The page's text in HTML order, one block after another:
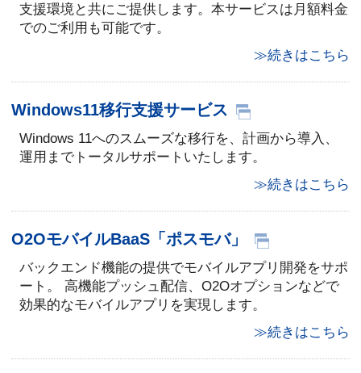
支援環境と共にご提供します。本サービスは月額料金
でのご利用も可能です。
≫続きはこちら
Windows11移行支援サービス
Windows 11へのスムーズな移行を、計画から導入、
運用までトータルサポートいたします。
≫続きはこちら
O2OモバイルBaaS「ポスモバ」
バックエンド機能の提供でモバイルアプリ開発をサポ
ート。 高機能プッシュ配信、O2Oオプションなどで
効果的なモバイルアプリを実現します。
≫続きはこちら